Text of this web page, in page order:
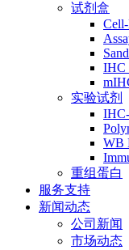
试剂盒
IHC
实验试剂
WB
重组蛋白
服务支持
新闻动态
公司新闻
市场动态